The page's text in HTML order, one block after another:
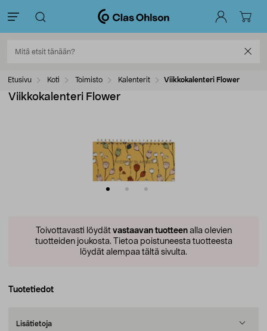
Etusivu Koti Toimisto Kalenterit Viikkokalenteri Flower
Viikkokalenteri Flower
Toivottavasti löydät vastaavan tuotteenalla olevien
tuotteiden joukosta. Tietoa poistuneesta tuotteesta
löydät alempaa tältä sivulta.
Tuotetiedot
Lisätietoja